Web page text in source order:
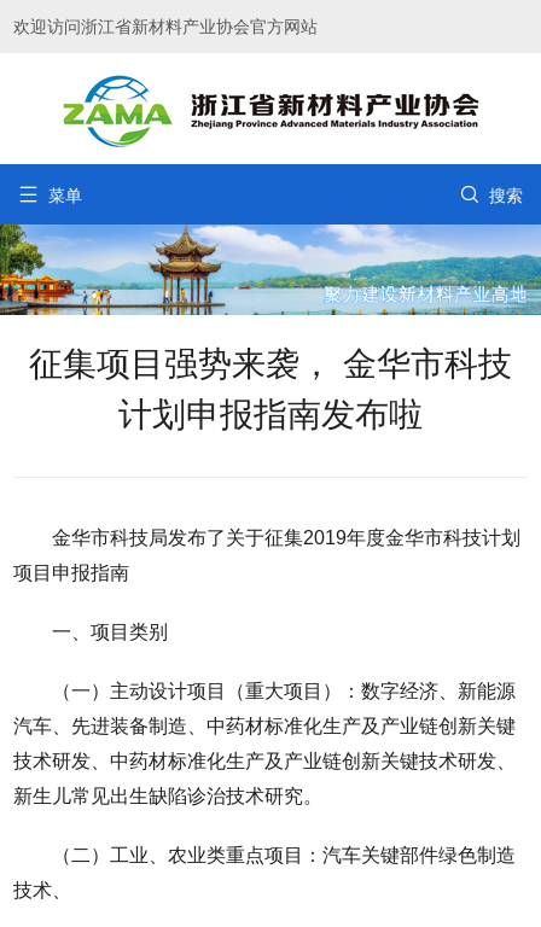
欢迎访问浙江省新材料产业协会官方网站
 菜单  搜索
征集项目强势来袭， 金华市科技
计划申报指南发布啦
金华市科技局发布了关于征集2019年度金华市科技计划
项目申报指南
一、项目类别
（一）主动设计项目（重大项目）：数字经济、新能源
汽车、先进装备制造、中药材标准化生产及产业链创新关键
技术研发、中药材标准化生产及产业链创新关键技术研发、
新生儿常见出生缺陷诊治技术研究。
（二）工业、农业类重点项目：汽车关键部件绿色制造
技术、